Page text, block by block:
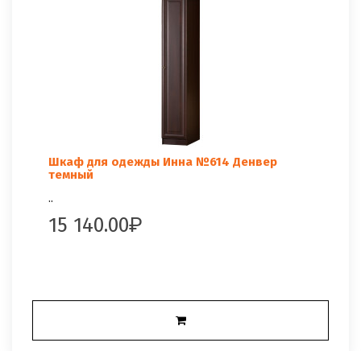
Шкаф для одежды Инна №614 Денвер
темный
..
15 140.00